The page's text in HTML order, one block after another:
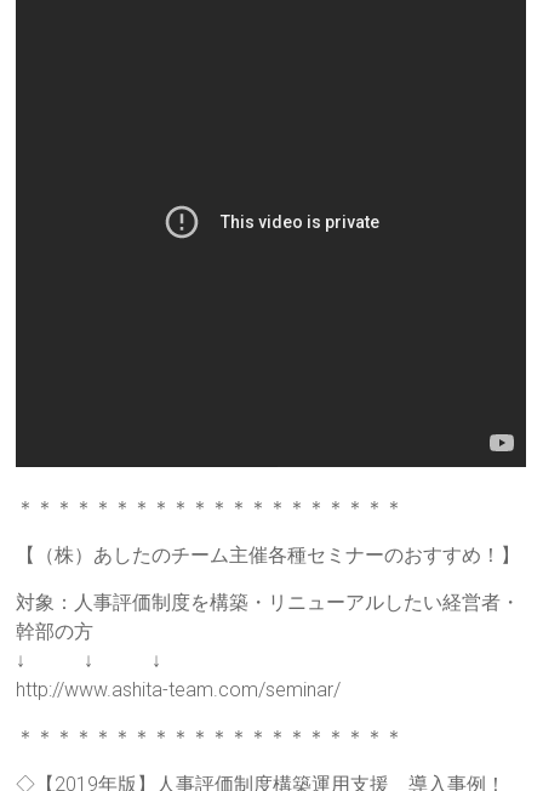
＊＊＊＊＊＊＊＊＊＊＊＊＊＊＊＊＊＊＊＊
【（株）あしたのチーム主催各種セミナーのおすすめ！】
対象：人事評価制度を構築・リニューアルしたい経営者・
幹部の方
↓ ↓ ↓
http://www.ashita-team.com/seminar/
＊＊＊＊＊＊＊＊＊＊＊＊＊＊＊＊＊＊＊＊
◇【2019年版】人事評価制度構築運用支援 導入事例！